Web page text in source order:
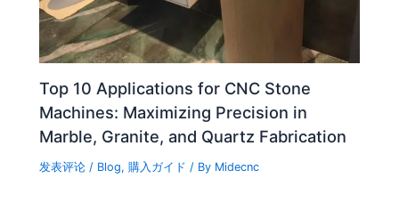
Top 10 Applications for CNC Stone
Machines: Maximizing Precision in
Marble, Granite, and Quartz Fabrication
发表评论 / Blog, 購入ガイド / By Midecnc